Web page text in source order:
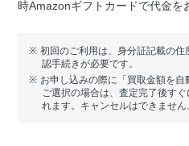
時Amazonギフトカードで代金を
初回のご利用は、身分証記載の
認手続きが必要です。
お申し込みの際に「買取金額を
ご選択の場合は、査定完了後す
れます。キャンセルはできません